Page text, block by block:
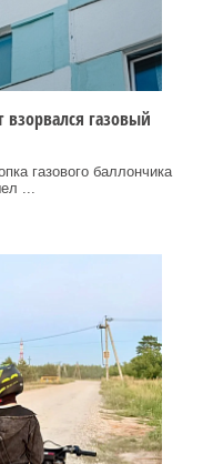
газовый
газового баллончика
...